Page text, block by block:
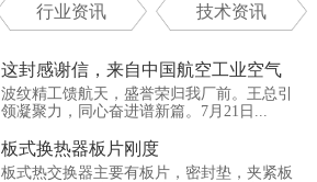
行业资讯 技术资讯
这封感谢信，来自中国航空工业空气
动...
波纹精工馈航天，盛誉荣归我厂前。王总引
领凝聚力，同心奋进谱新篇。7月21日...
板式换热器板片刚度
板式热交换器主要有板片，密封垫，夹紧板